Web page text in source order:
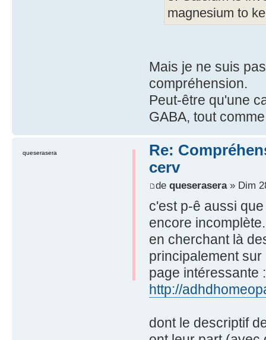
magnesium to
Mais je ne suis
compréhension.
Peut-être qu'une
GABA, tout
Re:
cerv
de queserasera» Dim
c'est p-ê aussi
encore incomplète.
en cherchant là
principalement
page intéressante :
http://
dont le descriptif
queserasera